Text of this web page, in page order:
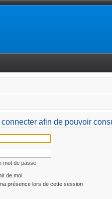
afin de pouvoir
mot de passe
de moi
présence lors de cette session